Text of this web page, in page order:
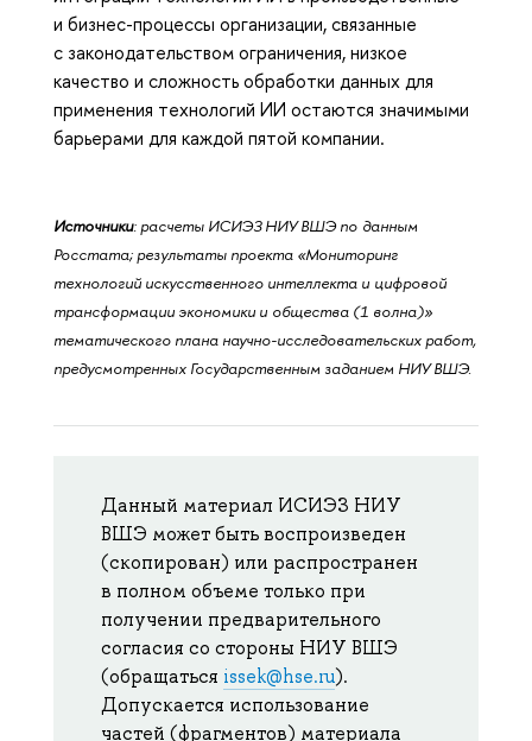
и бизнес-процессы организации, связанные
с законодательством ограничения, низкое
качество и сложность обработки данных для
применения технологий ИИ остаются значимыми
барьерами для каждой пятой компании.
Источники: расчеты ИСИЭЗ НИУ ВШЭ по данным
Росстата; результаты проекта «Мониторинг
технологий искусственного интеллекта и цифровой
трансформации экономики и общества (1 волна)»
тематического плана научно-исследовательских работ,
предусмотренных Государственным заданием НИУ ВШЭ.
Данный материал ИСИЭЗ НИУ
ВШЭ может быть воспроизведен
(скопирован) или распространен
в полном объеме только при
получении предварительного
согласия со стороны НИУ ВШЭ
(обращаться issek@hse.ru).
Допускается использование
частей (фрагментов) материала